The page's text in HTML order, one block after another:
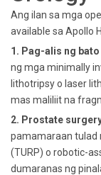
Ang ilan sa mga
available sa Apollo
1. Pag-alis ng
ng mga minimally
lithotripsy o laser
mas maliliit na
2. Prostate
pamamaraan tulad
(TURP) o robotic-
dumaranas ng